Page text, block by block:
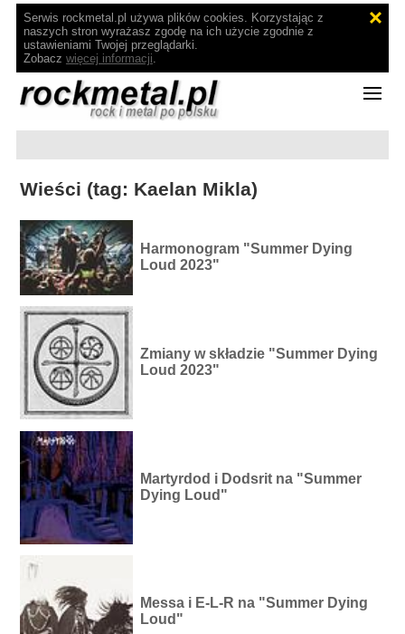
Serwis rockmetal.pl używa plików cookies. Korzystając z
naszych stron wyrażasz zgodę na ich użycie zgodnie z
ustawieniami Twojej przeglądarki.
Zobacz więcej informacji.
Wieści (tag: Kaelan Mikla)
Harmonogram "Summer Dying
Loud 2023"
Zmiany w składzie "Summer Dying
Loud 2023"
Martyrdod i Dodsrit na "Summer
Dying Loud"
Messa i E-L-R na "Summer Dying
Loud"